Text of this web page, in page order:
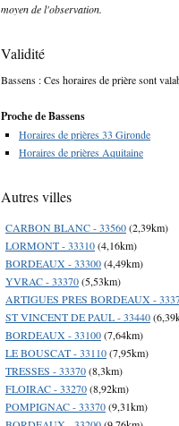
moyen de l'observation.
Validité
Bassens : Ces horaires de prière sont
Proche de Bassens
Horaires de prières 33 Gironde
Horaires de prières Aquitaine
Autres villes
CARBON BLANC - 33560(2,39km)
LORMONT - 33310(4,16km)
BORDEAUX - 33300(4,49km)
YVRAC - 33370(5,53km)
ARTIGUES PRES BORDEAUX -
ST VINCENT DE PAUL - 33440
BORDEAUX - 33100(7,64km)
LE BOUSCAT - 33110(7,95km)
TRESSES - 33370(8,3km)
FLOIRAC - 33270(8,92km)
POMPIGNAC - 33370(9,31km)